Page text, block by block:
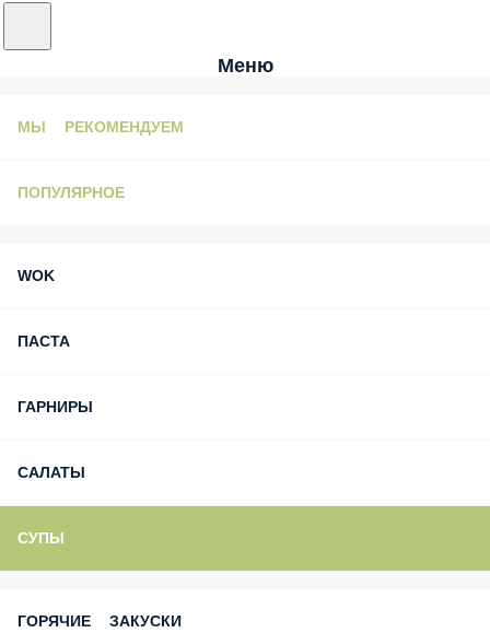
Меню
МЫ РЕКОМЕНДУЕМ
ПОПУЛЯРНОЕ
WOK
ПАСТА
ГАРНИРЫ
САЛАТЫ
СУПЫ
ГОРЯЧИЕ ЗАКУСКИ